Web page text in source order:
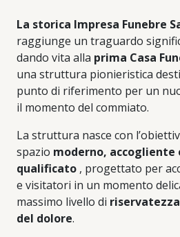
La storica Impresa Funebre
raggiunge un traguardo
dando vita alla prima Casa
una struttura pionieristica
punto di riferimento per un
il momento del commiato.
La struttura nasce con
spazio moderno,
qualificato , progettato per
e visitatori in un momento
massimo livello di
del dolore.